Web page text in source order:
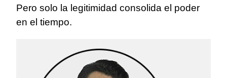
Pero solo la legitimidad consolida el poder
en el tiempo.